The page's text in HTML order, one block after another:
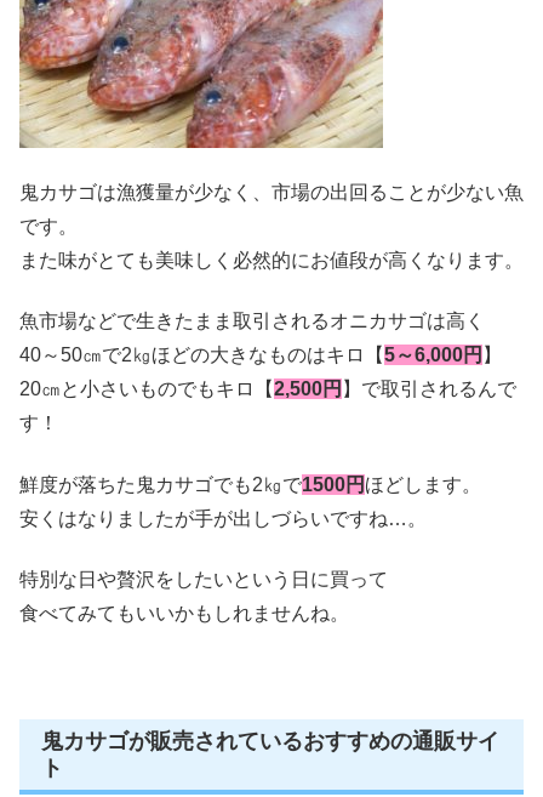
鬼カサゴは漁獲量が少なく、市場の出回ることが少ない魚
です。
また味がとても美味しく必然的にお値段が高くなります。
魚市場などで生きたまま取引されるオニカサゴは高く
40～50㎝で2㎏ほどの大きなものはキロ【5～6,000円 】
20㎝と小さいものでもキロ【2,500円 】で取引されるんで
す！
鮮度が落ちた鬼カサゴでも2㎏で1500円 ほどします。
安くはなりましたが手が出しづらいですね…。
特別な日や贅沢をしたいという日に買って
食べてみてもいいかもしれませんね。
鬼カサゴが販売されているおすすめの通販サイ
ト